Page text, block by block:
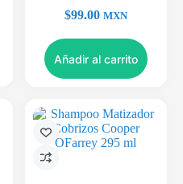
$99.00 MXN
Añadir al carrito